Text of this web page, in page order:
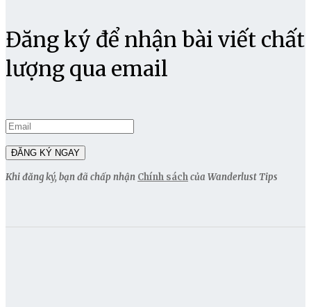
Đăng ký để nhận bài viết chất
lượng qua email
Khi đăng ký, bạn đã chấp nhận Chính sáchcủa Wanderlust Tips